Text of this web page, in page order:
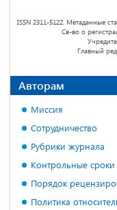
ISSN 2311-5122. Метаданные
Св-во о
Главный
Авторам
Миссия
Сотрудничество
Рубрики журнала
Контрольные сроки
Порядок
Политика